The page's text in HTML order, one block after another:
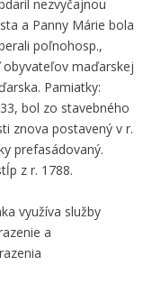
nezvyčajnou
a Panny Márie bola
poľnohosp.,
maďarskej
Pamiatky:
bol zo stavebného
znova postavený v r.
prefasádovaný.
z r. 1788.
využíva služby
a